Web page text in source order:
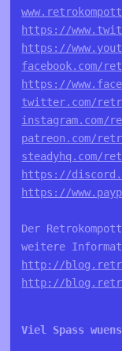
https://
https://
facebook.com/
https://
twitter.com/
instagram.com/
patreon.com/
steadyhq.com/
https://
https://
Der
http://
http://
Viel Spass